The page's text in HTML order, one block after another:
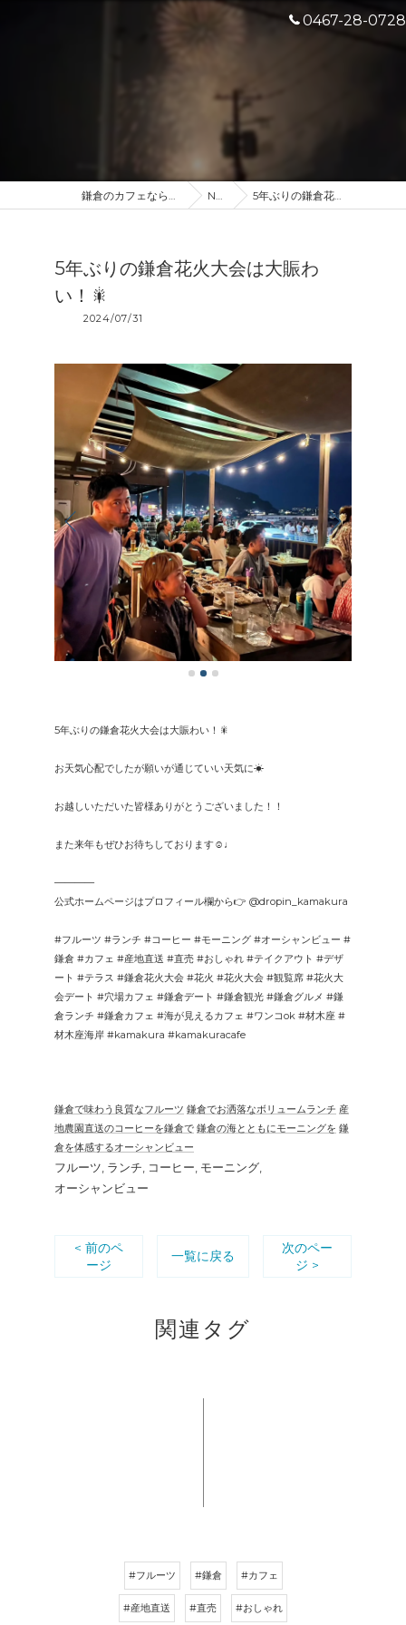
0467-28-0728
鎌倉のカフェなら産地直送のDROP IN NEWS 5年ぶりの鎌倉花火大会は大賑わい！🎇
5年ぶりの鎌倉花火大会は大賑わ
い！🎇
2024/07/31
5年ぶりの鎌倉花火大会は大賑わい！🎇
お天気心配でしたが願いが通じていい天気に☀︎
お越しいただいた皆様ありがとうございました！！
また来年もぜひお待ちしております☺️♩
————
公式ホームページはプロフィール欄から👉 @dropin_kamakura
#フルーツ #ランチ #コーヒー #モーニング #オーシャンビュー #
鎌倉 #カフェ #産地直送 #直売 #おしゃれ #テイクアウト #デザ
ート #テラス #鎌倉花火大会 #花火 #花火大会 #観覧席 #花火大
会デート #穴場カフェ #鎌倉デート #鎌倉観光 #鎌倉グルメ #鎌
倉ランチ #鎌倉カフェ #海が見えるカフェ #ワンコok #材木座 #
材木座海岸 #kamakura #kamakuracafe
鎌倉で味わう良質なフルーツ 鎌倉でお洒落なボリュームランチ 産
地農園直送のコーヒーを鎌倉で 鎌倉の海とともにモーニングを 鎌
倉を体感するオーシャンビュー
フルーツ ランチ コーヒー モーニング
オーシャンビュー
< 前のペ
ージ
一覧に戻る
次のペー
ジ >
関連タグ
#フルーツ #鎌倉 #カフェ
#産地直送 #直売 #おしゃれ